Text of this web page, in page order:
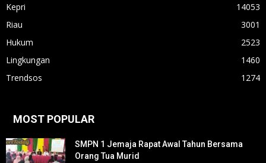
Kepri
14053
Riau
3001
Hukum
2523
Lingkungan
1460
Trendsos
1274
MOST POPULAR
SMPN 1 Jemaja Rapat Awal Tahun Bersama
Orang Tua Murid ‎